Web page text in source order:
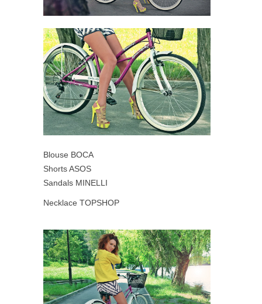
Blouse BOCA
Shorts ASOS
Sandals MINELLI
Necklace TOPSHOP